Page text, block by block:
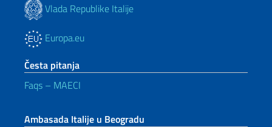
Vlada Republike Italije
Europa.eu
Česta pitanja
Faqs – MAECI
Ambasada Italije u Beogradu